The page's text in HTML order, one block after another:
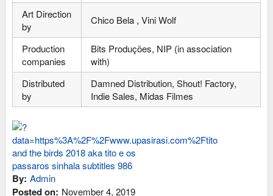
Art Direction
by
Chico Bela , Vini Wolf
Production
companies
Bits Produções, NIP (in association
with)
Distributed
by
Damned Distribution, Shout! Factory,
Indie Sales, Midas Filmes
By: Admin
Posted on: November 4, 2019